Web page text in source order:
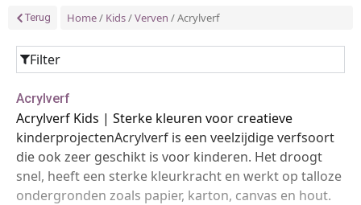
Terug Home/ Kids/Verven / Acrylverf
Filter
Acrylverf
Acrylverf Kids | Sterke kleuren voor creatieve
kinderprojectenAcrylverf is een veelzijdige verfsoort
die ook zeer geschikt is voor kinderen. Het droogt
snel, heeft een sterke kleurkracht en werkt op talloze
ondergronden zoals papier, karton, canvas en hout.